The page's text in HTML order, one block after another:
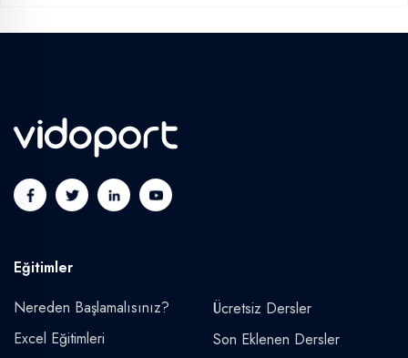
Eğitimler
Nereden Başlamalısınız?
Excel Eğitimleri
Ücretsiz Dersler
Son Eklenen Dersler